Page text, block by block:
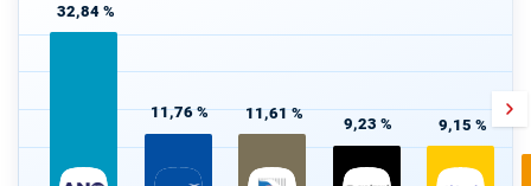
32,84 %
11,76 % 11,61 %
9,23 % 9,15 %